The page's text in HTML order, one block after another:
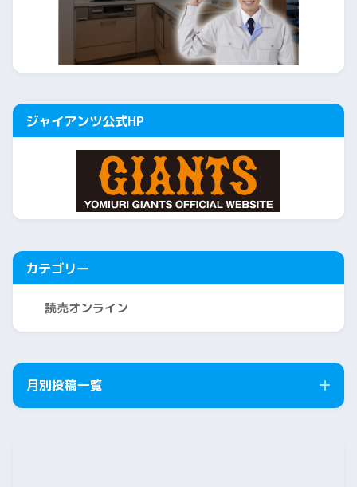
ジャイアンツ公式HP
カテゴリー
読売オンライン
月別投稿一覧